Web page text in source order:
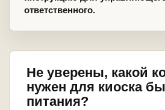
ответственного.
Не уверены, какой
нужен для киоска
питания?